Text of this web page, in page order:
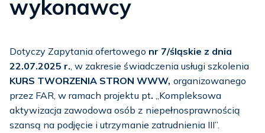
wykonawcy
Dotyczy Zapytania ofertowego nr 7/śląskie z dnia
22.07.2025 r. , w zakresie świadczenia usługi szkolenia
KURS TWORZENIA STRON WWW, organizowanego
przez FAR, w ramach projektu pt. „Kompleksowa
aktywizacja zawodowa osób z niepełnosprawnością
szansą na podjęcie i utrzymanie zatrudnienia III”.